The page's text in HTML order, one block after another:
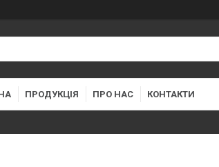
ПРОДУКЦІЯ ПРО НАС КОНТАКТИ